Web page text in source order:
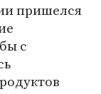
пришелся
с